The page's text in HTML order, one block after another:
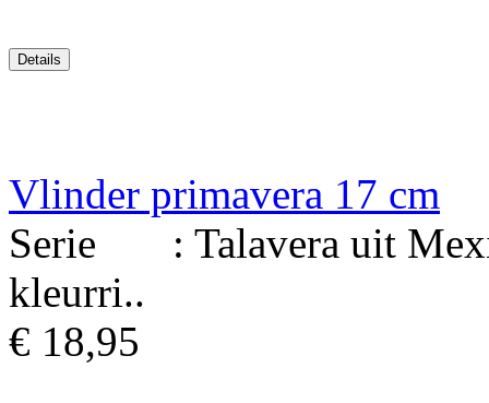
Vlinder primavera 17 cm
Serie : Talavera uit
kleurri..
€ 18,95